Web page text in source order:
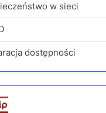
w sieci
dostępności